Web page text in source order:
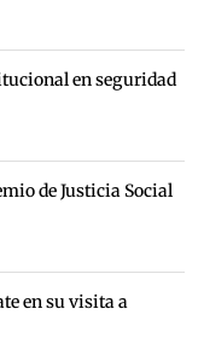
en seguridad
de Justicia Social
en su visita a